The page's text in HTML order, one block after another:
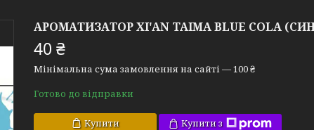
АРОМАТИЗАТОР XI'AN TAIMA BLUE COLA
40 ₴
Мінімальна сума замовлення на сайті — 100 ₴
Готово до відправки
Купити Купити з